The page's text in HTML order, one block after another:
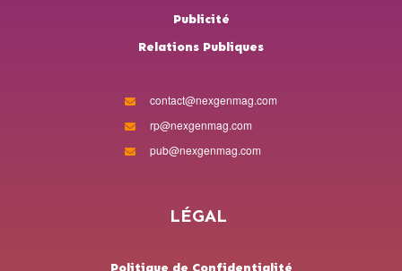
Publicité
Relations Publiques
contact@nexgenmag.com
rp@nexgenmag.com
pub@nexgenmag.com
LÉGAL
Politique de Confidentialité